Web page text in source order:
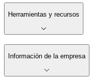
Herramientas y recursos
Información de la empresa